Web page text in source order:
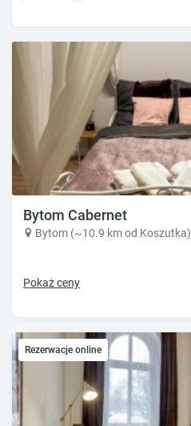
Bytom Cabernet
Bytom (~10.9 km od Koszutka)
Pokaż ceny
Rezerwacje online